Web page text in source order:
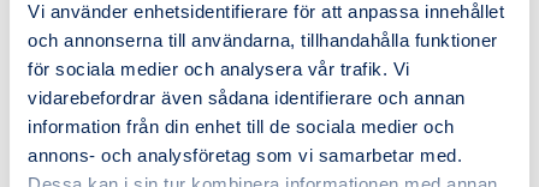
Vi använder enhetsidentifierare för att anpassa innehållet
och annonserna till användarna, tillhandahålla funktioner
för sociala medier och analysera vår trafik. Vi
vidarebefordrar även sådana identifierare och annan
information från din enhet till de sociala medier och
annons- och analysföretag som vi samarbetar med.
3707951 Parker
F11-010-GB-CH-K-000 HYDRAULPUMP F11